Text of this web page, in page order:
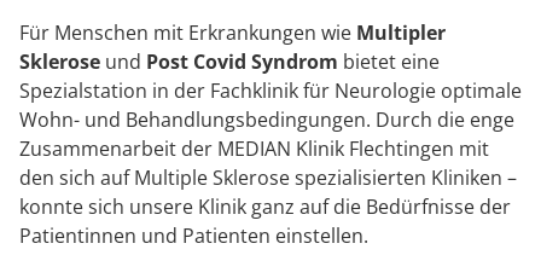
Für Menschen mit Erkrankungen wie Multipler
Sklerose und Post Covid Syndrom bietet eine
Spezialstation in der Fachklinik für Neurologie optimale
Wohn- und Behandlungsbedingungen. Durch die enge
Zusammenarbeit der MEDIAN Klinik Flechtingen mit
den sich auf Multiple Sklerose spezialisierten Kliniken –
konnte sich unsere Klinik ganz auf die Bedürfnisse der
Patientinnen und Patienten einstellen.